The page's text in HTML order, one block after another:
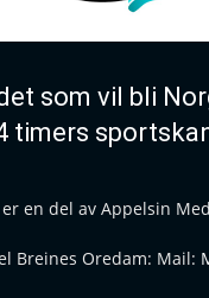
som vil bli
timers
en del av Appelsin
Breines Oredam: Mail: